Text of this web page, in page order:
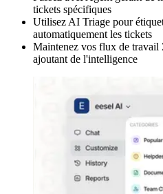
tickets spécifiques
Utilisez AI Triage pour
automatiquement les tickets
Maintenez vos flux de travail
ajoutant de l'intelligence